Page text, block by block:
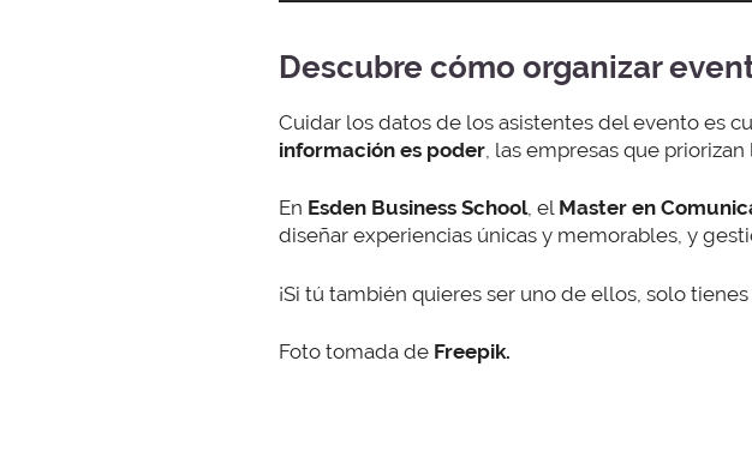
Descubre cómo organizar
Cuidar los datos de los asistentes del evento es
información es poder , las empresas que
En Esden Business School, el Master en
diseñar experiencias únicas y memorables, y
¡Si tú también quieres ser uno de ellos, solo
Foto tomada de Freepik.